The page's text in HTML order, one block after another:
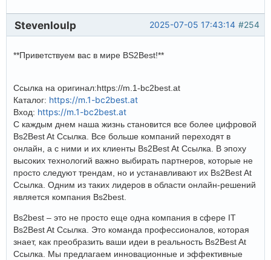
#254
2025-07-05 17:43:14
Stevenloulp
**Приветствуем вас в мире BS2Best!**
Ссылка на оригинал:https://m.1-bc2best.at
Каталог: https://m.1-bc2best.at
Вход: https://m.1-bc2best.at
С каждым днем наша жизнь становится все более цифровой
Bs2Best At Ссылка. Все больше компаний переходят в
онлайн, а с ними и их клиенты Bs2Best At Ссылка. В эпоху
высоких технологий важно выбирать партнеров, которые не
просто следуют трендам, но и устанавливают их Bs2Best At
Ссылка. Одним из таких лидеров в области онлайн-решений
является компания Bs2best.
Bs2best – это не просто еще одна компания в сфере IT
Bs2Best At Ссылка. Это команда профессионалов, которая
знает, как преобразить ваши идеи в реальность Bs2Best At
Ссылка. Мы предлагаем инновационные и эффективные